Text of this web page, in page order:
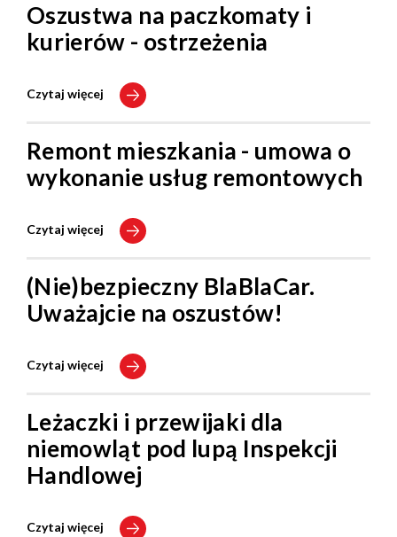
Oszustwa na paczkomaty i
kurierów - ostrzeżenia
Czytaj więcej
Remont mieszkania - umowa o
wykonanie usług remontowych
Czytaj więcej
(Nie)bezpieczny BlaBlaCar.
Uważajcie na oszustów!
Czytaj więcej
Leżaczki i przewijaki dla
niemowląt pod lupą Inspekcji
Handlowej
Czytaj więcej